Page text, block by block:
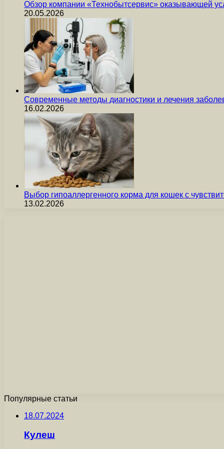
Обзор компании «Технобытсервис» оказывающей
20.05.2026
Современные методы диагностики и лечения
16.02.2026
Выбор гипоаллергенного корма для кошек с
13.02.2026
Популярные статьи
18.07.2024
Кулеш